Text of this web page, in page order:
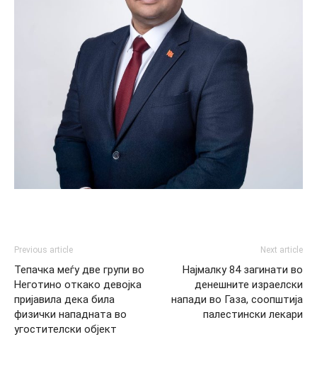
Previous article
Тепачка меѓу две групи во
Неготино откако девојка
пријавила дека била
физички нападната во
угостителски објект
Next article
Најмалку 84 загинати во
денешните израелски
напади во Газа, соопштија
палестински лекари